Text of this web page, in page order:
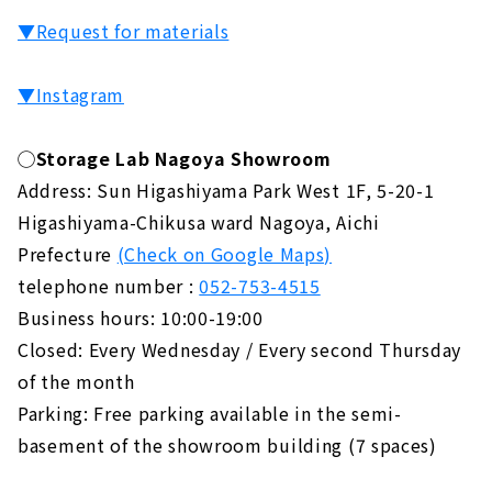
▼Request for materials
▼Instagram
◯Storage Lab Nagoya Showroom
Address: Sun Higashiyama Park West 1F, 5-20-1
Higashiyama-Chikusa ward Nagoya, Aichi
Prefecture (Check on Google Maps)
telephone number :052-753-4515
Business hours: 10:00-19:00
Closed: Every Wednesday / Every second Thursday
of the month
Parking: Free parking available in the semi-
basement of the showroom building (7 spaces)